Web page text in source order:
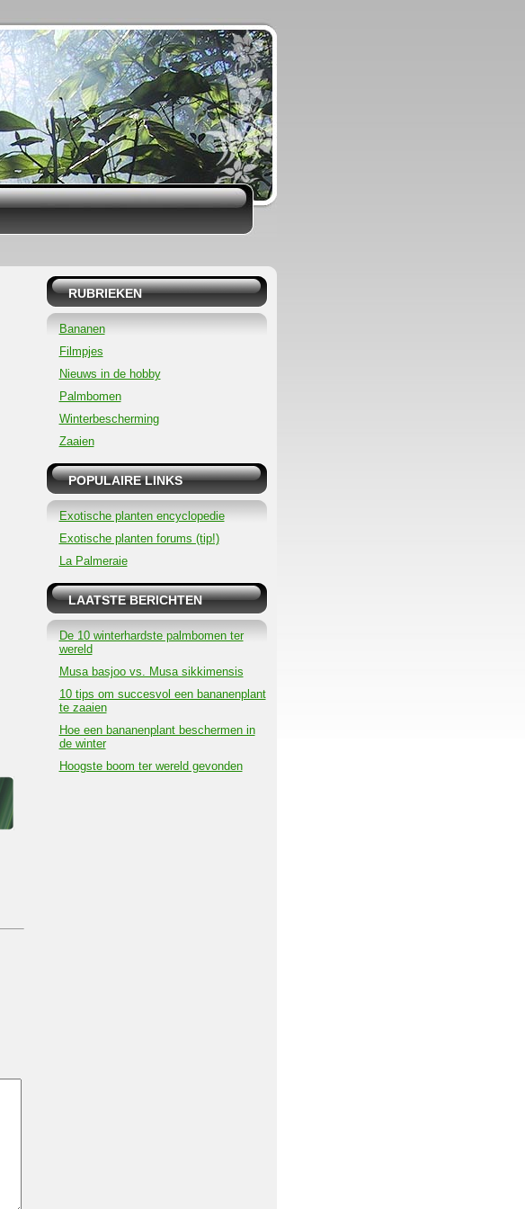
RUBRIEKEN
Bananen
Filmpjes
Nieuws in de hobby
Palmbomen
Winterbescherming
Zaaien
POPULAIRE LINKS
Exotische planten encyclopedie
Exotische planten forums (tip!)
La Palmeraie
LAATSTE BERICHTEN
De 10 winterhardste palmbomen ter
wereld
Musa basjoo vs. Musa sikkimensis
10 tips om succesvol een bananenplant
te zaaien
Hoe een bananenplant beschermen in
de winter
Hoogste boom ter wereld gevonden